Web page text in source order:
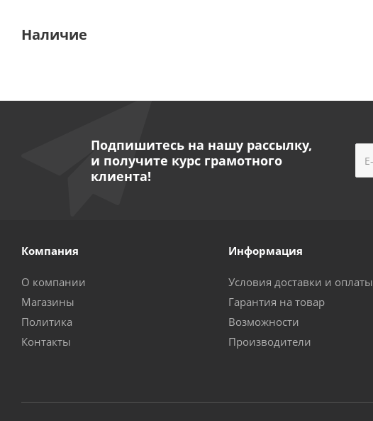
Наличие
Подпишитесь на нашу рассылку,
и получите курс грамотного
клиента!
Компания
О компании
Магазины
Политика
Контакты
Информация
Условия доставки и оплаты
Гарантия на товар
Возможности
Производители